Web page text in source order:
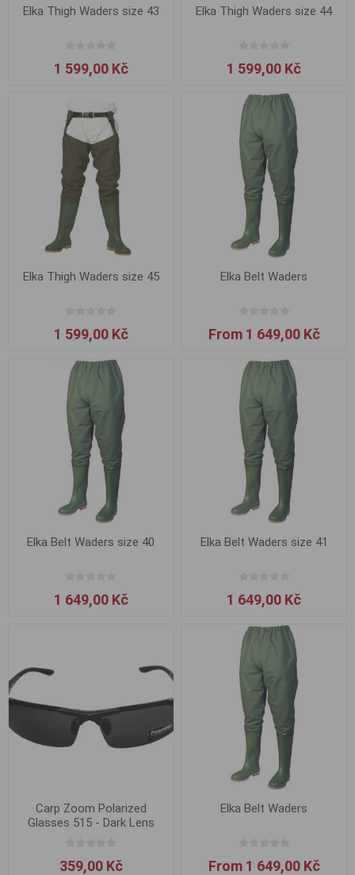
Elka Thigh Waders size 43
1 599,00 Kč
Elka Thigh Waders size 44
1 599,00 Kč
Elka Thigh Waders size 45
1 599,00 Kč
Elka Belt Waders
From 1 649,00 Kč
Elka Belt Waders size 40
1 649,00 Kč
Elka Belt Waders size 41
1 649,00 Kč
Carp Zoom Polarized
Glasses 515 - Dark Lens
359,00 Kč
Elka Belt Waders
From 1 649,00 Kč